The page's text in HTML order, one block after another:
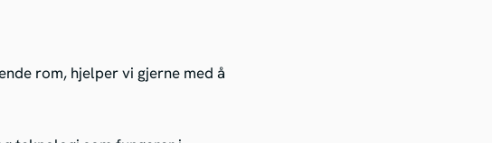
rom, hjelper vi gjerne med å